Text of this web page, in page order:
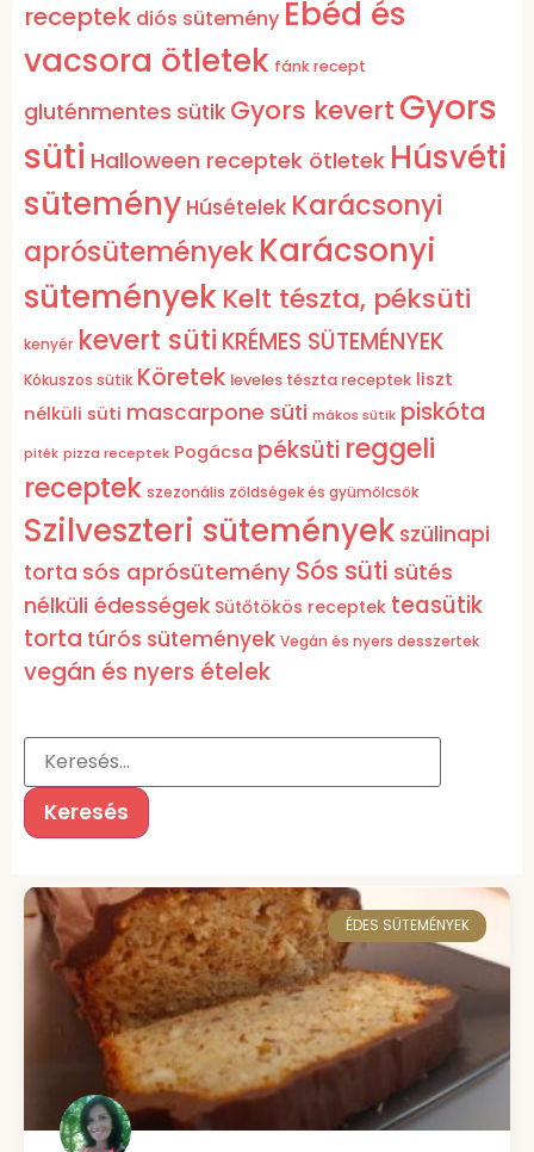
receptek diós sütemény Ebéd és
vacsora ötletek fánk recept
gluténmentes sütik Gyors kevert Gyors
süti Halloween receptek ötletek Húsvéti
sütemény Húsételek Karácsonyi
aprósüteményekKarácsonyi
sütemények Kelt tészta, péksüti
kenyér kevert süti KRÉMES SÜTEMÉNYEK
Kókuszos sütik Köretek leveles tészta receptek liszt
nélküli süti mascarpone süti mákos sütik piskóta
piték pizza receptek Pogácsa péksüti reggeli
receptek szezonális zöldségek és gyümölcsök
Szilveszteri sütemények szülinapi
torta sós aprósütemény Sós süti sütés
nélküli édességek Sütőtökös receptek teasütik
torta túrós sütemények Vegán és nyers desszertek
vegán és nyers ételek
ÉDES SÜTEMÉNYEK